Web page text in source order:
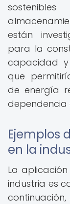
están
para la
capacidad
que
de energía
dependencia
Ejemplos
en la
La
industria es